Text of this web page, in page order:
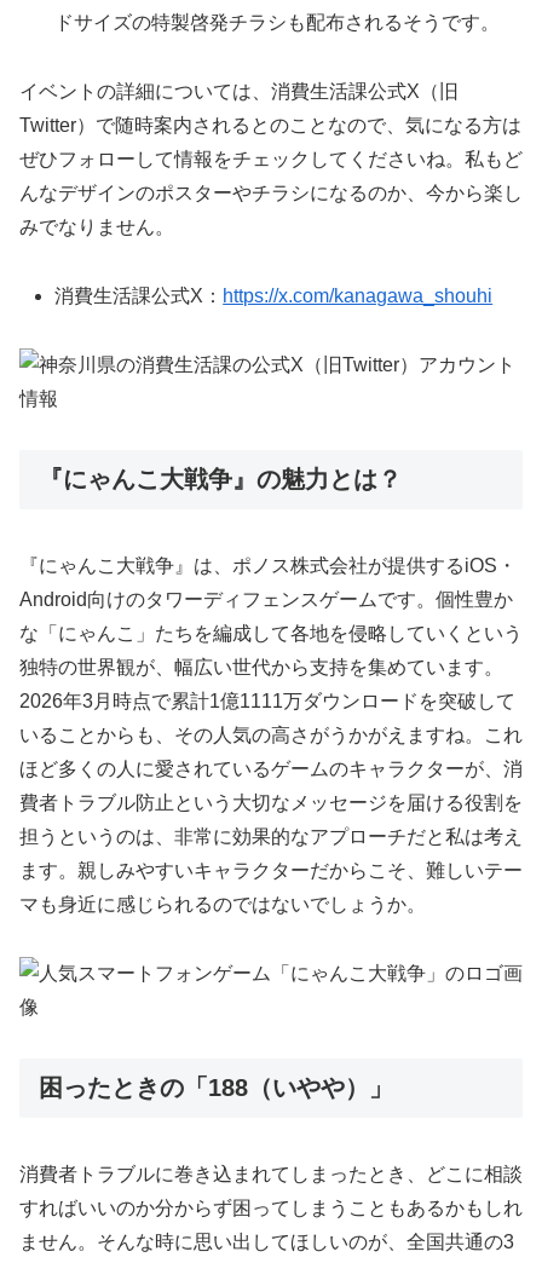
ドサイズの特製啓発チラシも配布されるそうです。
イベントの詳細については、消費生活課公式X（旧
Twitter）で随時案内されるとのことなので、気になる方は
ぜひフォローして情報をチェックしてくださいね。私もど
んなデザインのポスターやチラシになるのか、今から楽し
みでなりません。
消費生活課公式X： https://x.com/kanagawa_shouhi
『にゃんこ大戦争』の魅力とは？
『にゃんこ大戦争』は、ポノス株式会社が提供するiOS・
Android向けのタワーディフェンスゲームです。個性豊か
な「にゃんこ」たちを編成して各地を侵略していくという
独特の世界観が、幅広い世代から支持を集めています。
2026年3月時点で累計1億1111万ダウンロードを突破して
いることからも、その人気の高さがうかがえますね。これ
ほど多くの人に愛されているゲームのキャラクターが、消
費者トラブル防止という大切なメッセージを届ける役割を
担うというのは、非常に効果的なアプローチだと私は考え
ます。親しみやすいキャラクターだからこそ、難しいテー
マも身近に感じられるのではないでしょうか。
困ったときの「188（いやや）」
消費者トラブルに巻き込まれてしまったとき、どこに相談
すればいいのか分からず困ってしまうこともあるかもしれ
ません。そんな時に思い出してほしいのが、全国共通の3